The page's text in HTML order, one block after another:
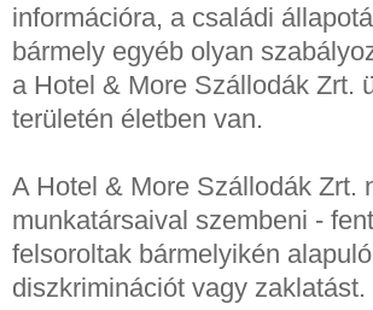
információra, a családi
bármely egyéb olyan
a Hotel & More Szállodák Zrt.
területén életben van.
A Hotel & More Szállodák Zrt.
munkatársaival szembeni -
felsoroltak bármelyikén
diszkriminációt vagy zaklatást.